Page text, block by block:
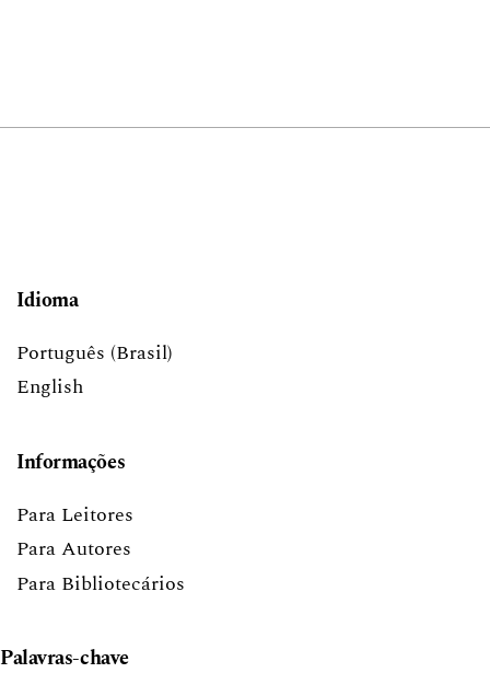
Idioma
Português (Brasil)
English
Informações
Para Leitores
Para Autores
Para Bibliotecários
Palavras-chave